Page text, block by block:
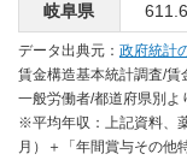
岐阜県
データ出典元： 政府統計
賃金構造基本統計調査/
一般労働者/都道府県別よ
※平均年収：上記資料、
月）＋「年間賞与その他